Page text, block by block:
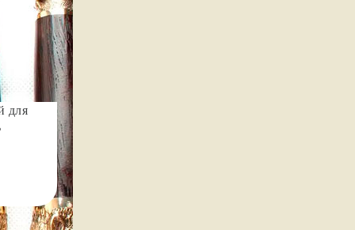
для
как для